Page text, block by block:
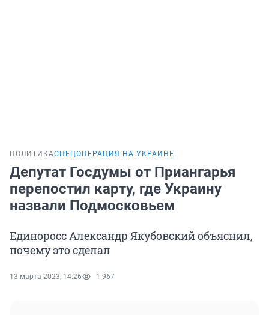
ПОЛИТИКАСПЕЦОПЕРАЦИЯ НА УКРАИНЕ
Депутат Госдумы от Приангарья
перепостил карту, где Украину
назвали Подмосковьем
Единоросс Александр Якубовский объяснил,
почему это сделал
13 марта 2023, 14:26 1 967